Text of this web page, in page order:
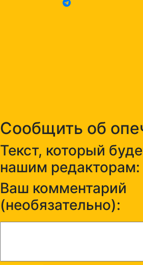
Сообщить об
Текст, который
нашим редакторам:
Ваш комментарий
(необязательно):